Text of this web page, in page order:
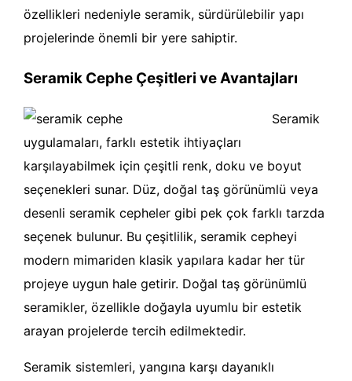
özellikleri nedeniyle seramik, sürdürülebilir yapı
projelerinde önemli bir yere sahiptir.
Seramik Cephe Çeşitleri ve Avantajları
Seramik
uygulamaları, farklı estetik ihtiyaçları
karşılayabilmek için çeşitli renk, doku ve boyut
seçenekleri sunar. Düz, doğal taş görünümlü veya
desenli seramik cepheler gibi pek çok farklı tarzda
seçenek bulunur. Bu çeşitlilik, seramik cepheyi
modern mimariden klasik yapılara kadar her tür
projeye uygun hale getirir. Doğal taş görünümlü
seramikler, özellikle doğayla uyumlu bir estetik
arayan projelerde tercih edilmektedir.
Seramik sistemleri, yangına karşı dayanıklı